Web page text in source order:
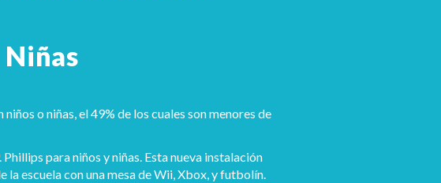
o niñas, el 49% de los cuales son menores de
para niños y niñas. Esta nueva instalación
la escuela con una mesa de Wii, Xbox, y futbolín.